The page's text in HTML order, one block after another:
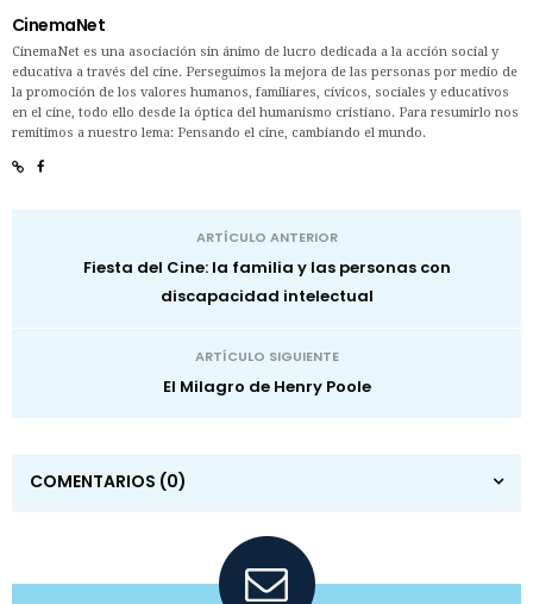
CinemaNet
CinemaNet es una asociación sin ánimo de lucro dedicada a la acción social y
educativa a través del cine. Perseguimos la mejora de las personas por medio de
la promoción de los valores humanos, familiares, cívicos, sociales y educativos
en el cine, todo ello desde la óptica del humanismo cristiano. Para resumirlo nos
remitimos a nuestro lema: Pensando el cine, cambiando el mundo.
ARTÍCULO ANTERIOR
Fiesta del Cine: la familia y las personas con
discapacidad intelectual
ARTÍCULO SIGUIENTE
El Milagro de Henry Poole
COMENTARIOS (0)